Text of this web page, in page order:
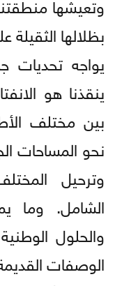
بظلالها
يواجه تحديات
ينقذنا هو
بين مختلف
نحو المساحات
وترحيل
الشامل. وما
والحلول
الوصفات